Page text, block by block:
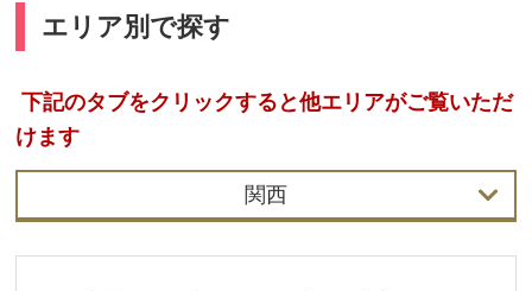
エリア別で探す
下記のタブをクリックすると他エリアがご覧いただ
けます
関西
関東